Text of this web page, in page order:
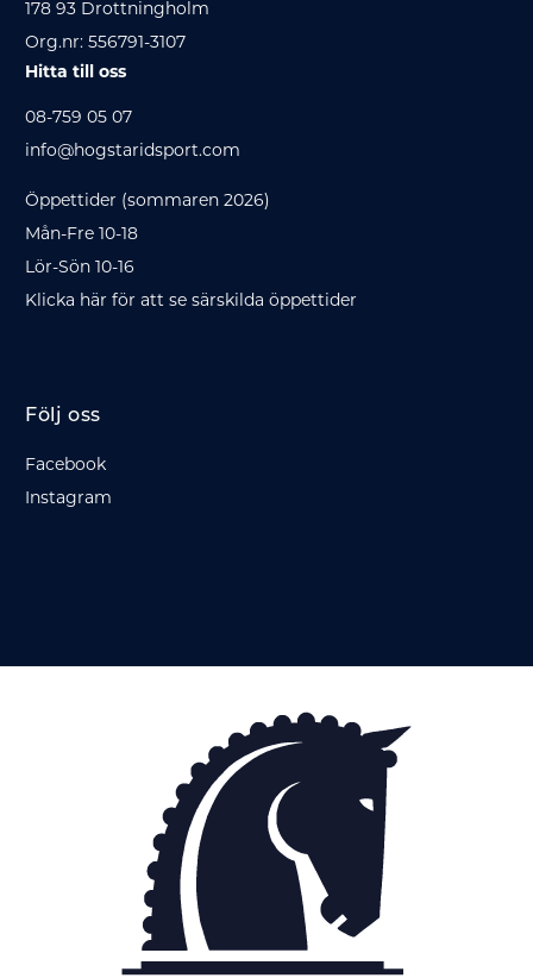
178 93 Drottningholm
Org.nr: 556791-3107
Hitta till oss
08-759 05 07
info@hogstaridsport.com
Öppettider (sommaren 2026)
Mån-Fre 10-18
Lör-Sön 10-16
Klicka här för att se särskilda öppettider
Följ oss
Facebook
Instagram